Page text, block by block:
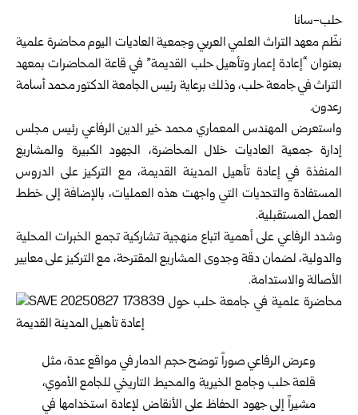
حلب-سانا
نظّم معهد التراث العلمي العربي وجمعية العاديات اليوم محاضرة علمية
بعنوان “إعادة إعمار وتأهيل حلب القديمة” في قاعة المحاضرات بمعهد
التراث في جامعة حلب، وذلك برعاية رئيس الجامعة الدكتور محمد أسامة
رعدون.
واستعرض المهندس المعماري محمد خير الدين الرفاعي رئيس مجلس
إدارة جمعية العاديات خلال المحاضرة، الجهود الكبيرة والمشاريع
المنفذة في إعادة تأهيل المدينة القديمة، مع التركيز على الدروس
المستفادة والتحديات التي واجهت هذه العمليات، بالإضافة إلى خطط
العمل المستقبلية.
وشدد الرفاعي على أهمية اتباع منهجية تشاركية تجمع الخبرات المحلية
والدولية، لضمان دقة وجدوى المشاريع المقترحة، مع التركيز على معايير
الأصالة والاستدامة.
وعرض الرفاعي صوراً توضح حجم الدمار في مواقع عدة، مثل
قلعة حلب وجامع الخيرية والمحيط التاريخي للجامع الأموي،
مشيراً إلى جهود الحفاظ على الأنقاض لإعادة استخدامها في